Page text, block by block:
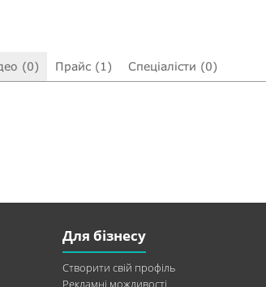
(0) Прайс (1) Спеціалісти (0)
Для бізнесу
Створити свій профіль
Рекламні можливості